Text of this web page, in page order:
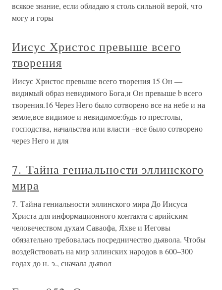
всякое знание, если обладаю я столь сильной верой, что
могу и горы
Иисус Христос превыше всего
творения
Иисус Христос превыше всего творения 15 Он —
видимый образ невидимого Бога,и Он превыше b всего
творения.16 Через Него было сотворено все на небе и на
земле,все видимое и невидимое:будь то престолы,
господства, начальства или власти –все было сотворено
через Него и для
7. Тайна гениальности эллинского
мира
7. Тайна гениальности эллинского мира До Иисуса
Христа для информационного контакта с арийским
человечеством духам Саваофа, Яхве и Иеговы
обязательно требовалась посредничество дьявола. Чтобы
воздействовать на мир эллинских народов в 600–300
годах до н. э., сначала дьявол